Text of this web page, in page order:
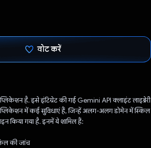
वोट करें
है. इसे इंटिग्रेट की गई Gemini API क्लाइंट लाइब्रेरी
में कई सुविधाएं हैं, जिन्हें अलग-अलग डोमेन में स्किल
किया गया है. इनमें ये शामिल हैं:
की जांच